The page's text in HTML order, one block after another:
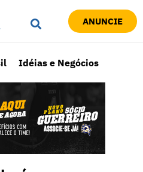
ANUNCIE
Idéias e Negócios